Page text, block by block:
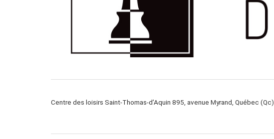
Centre des loisirs Saint-Thomas-d’Aquin 895, avenue Myrand, Québec (Qc)